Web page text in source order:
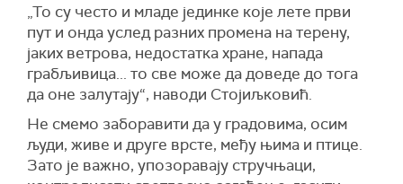
„То су често и младе јединке које лете први
пут и онда услед разних промена на терену,
јаких ветрова, недостатка хране, напада
грабљивица... то све може да доведе до тога
да оне залутају“, наводи Стојиљковић.
Не смемо заборавити да у градовима, осим
људи, живе и друге врсте, међу њима и птице.
Зато је важно, упозоравају стручњаци,